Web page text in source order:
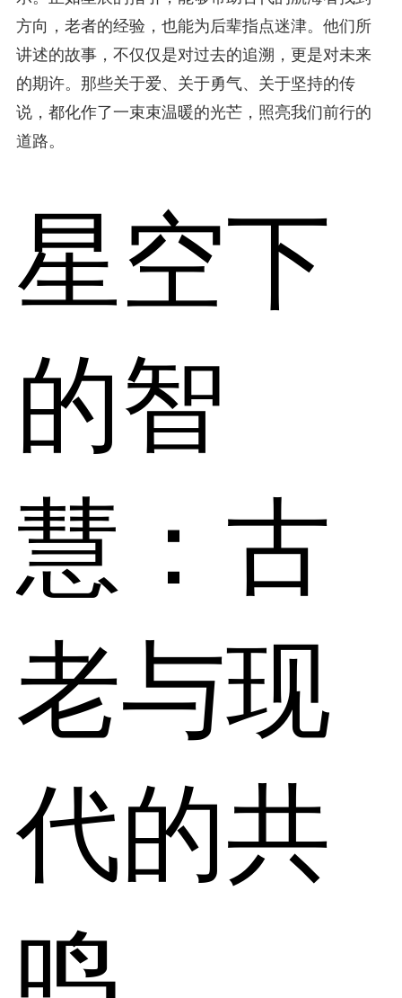
方向，老者的经验，也能为后辈指点迷津。他们所
讲述的故事，不仅仅是对过去的追溯，更是对未来
的期许。那些关于爱、关于勇气、关于坚持的传
说，都化作了一束束温暖的光芒，照亮我们前行的
道路。
星空下
的智
慧：古
老与现
代的共